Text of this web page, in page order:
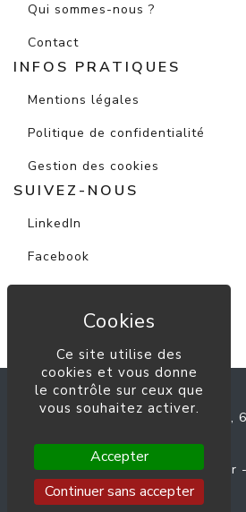
Qui sommes-nous ?
Contact
INFOS PRATIQUES
Mentions légales
Politique de confidentialité
Gestion des cookies
SUIVEZ-NOUS
LinkedIn
Facebook
Instagram
ALFA Immobilier
91 Rue du Général de Gaulle,
© Copyright 2026ALFA Immobilier
réservés.
Ce site utilise des
cookies et vous donne
le contrôle sur ceux que
vous souhaitez activer.
Accepter
Continuer sans accepter